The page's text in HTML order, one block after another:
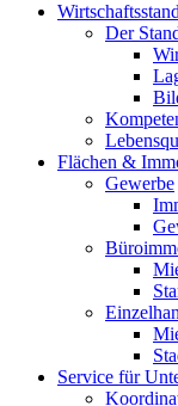
Der
Flächen &
Gewerbe
Service für